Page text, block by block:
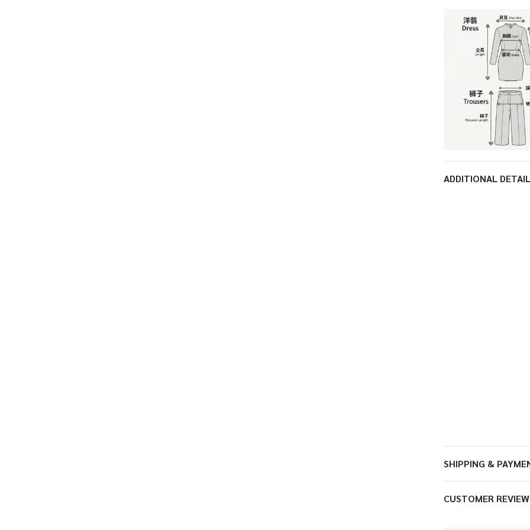
ADDITIONAL
SHIPPING &
CUSTOMER